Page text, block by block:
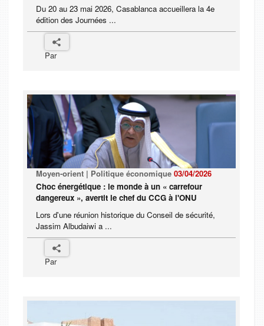
Du 20 au 23 mai 2026, Casablanca accueillera la 4e
édition des Journées ...
Par
Moyen-orient | Politique économique 03/04/2026
Choc énergétique : le monde à un « carrefour
dangereux », avertit le chef du CCG à l'ONU
Lors d'une réunion historique du Conseil de sécurité,
Jassim Albudaiwi a ...
Par